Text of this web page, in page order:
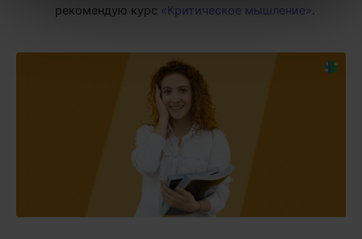
рекомендую курс «Критическое мышление»